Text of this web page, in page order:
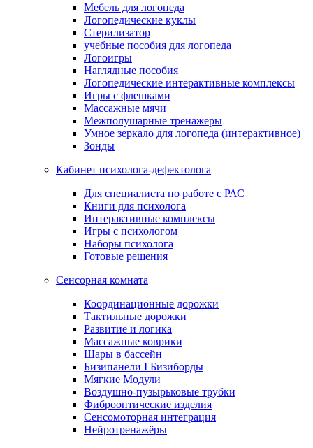
Мебель для логопеда
Логопедические куклы
Стерилизатор
учебные пособия для логопеда
Логоигры
Наглядные пособия
Логопедические интерактивные комплексы
Игры с флешками
Массажные мячи
Межполушарные тренажеры
Умное зеркало для логопеда (интерактивное)
Зонды
Кабинет психолога-дефектолога
Для специалиста по работе с РАС
Книги для психолога
Интерактивные комплексы
Игры с психологом
Наборы психолога
Готовые решения
Сенсорная комната
Координационные дорожки
Тактильные дорожки
Развитие и логика
Массажные коврики
Шары в бассейн
Бизипанели I Бизиборды
Мягкие Модули
Воздушно-пузырьковые трубки
Фиброоптические изделия
Сенсомоторная интеграция
Нейротренажёры